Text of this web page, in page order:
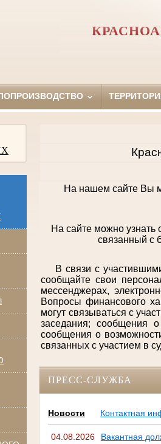
На нашем сайте Вы
На сайте можно узнать
связанный с
В связи с
сообщайте свои
мессенджерах,
Вопросы финансового
могут связываться с
заседания; сообщения
сообщения о
связанных с участием в
ПРЕСС-СЛУЖБА
Новости Контактная
04.08.2026
Вакантная